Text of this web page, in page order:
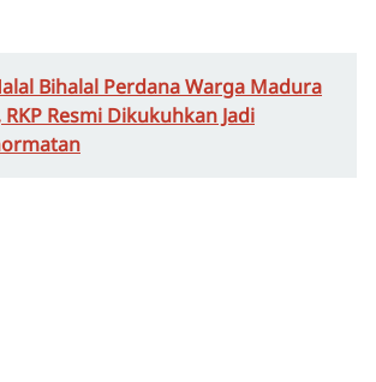
Bihalal Perdana Warga Madura
RKP Resmi Dikukuhkan Jadi